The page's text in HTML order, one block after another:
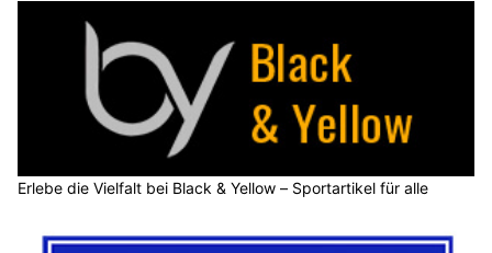
Erlebe die Vielfalt bei Black & Yellow – Sportartikel für alle